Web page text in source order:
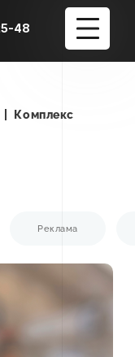
48
Комплекс
Реклама